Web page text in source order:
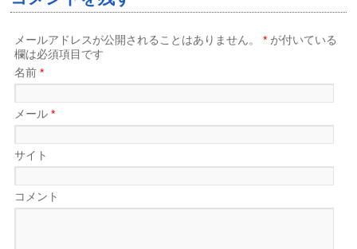
メールアドレスが公開されることはありません。 * が付いている
欄は必須項目です
名前*
メール*
サイト
コメント